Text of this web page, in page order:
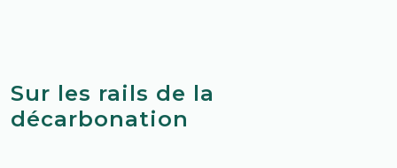
Sur les rails de la
décarbonation